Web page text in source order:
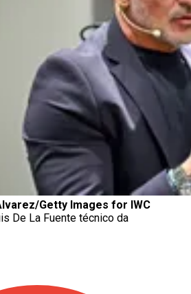
Getty Images for IWC
De La Fuente técnico da